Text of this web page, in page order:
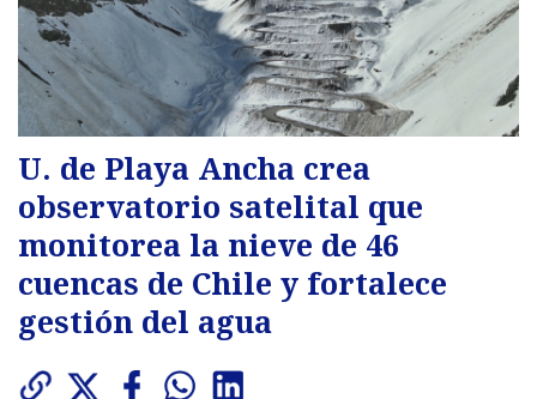
U. de Playa Ancha crea
observatorio satelital que
monitorea la nieve de 46
cuencas de Chile y fortalece
gestión del agua